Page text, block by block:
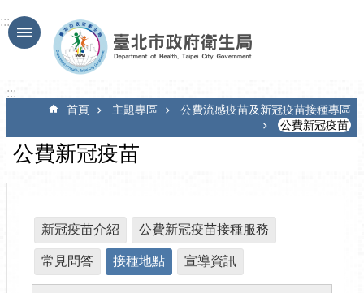
跳到主要內容區塊
:::
:::
首頁 主題專區
公費流感疫苗及新冠疫苗接種專區
公費新冠疫苗
公費新冠疫苗
新冠疫苗介紹 公費新冠疫苗接種服務
常見問答 接種地點 宣導資訊